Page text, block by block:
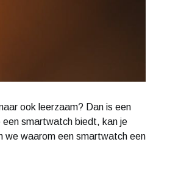
ook leerzaam? Dan is een
smartwatch biedt, kan je
we waarom een smartwatch een